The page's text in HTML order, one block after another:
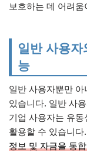
보호하는 데 어려움
일반 사용자
능
일반 사용자뿐만
있습니다. 일반 사
기업 사용자는 유
활용할 수 있습니다.
정보 및 자금을 통